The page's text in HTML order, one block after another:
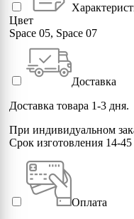
Цвет
Space 05, Space 07
Доставка
Доставка товара 1-3 дня.
При индивидуальном
Срок изготовления 14-
Оплата